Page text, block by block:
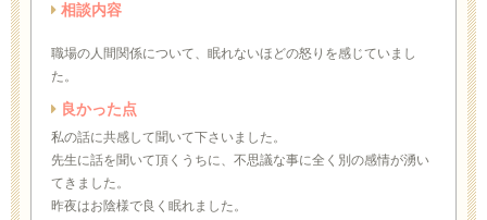
相談内容
職場の人間関係について、眠れないほどの怒りを感じていまし
た。
良かった点
私の話に共感して聞いて下さいました。
先生に話を聞いて頂くうちに、不思議な事に全く別の感情が湧い
てきました。
昨夜はお陰様で良く眠れました。